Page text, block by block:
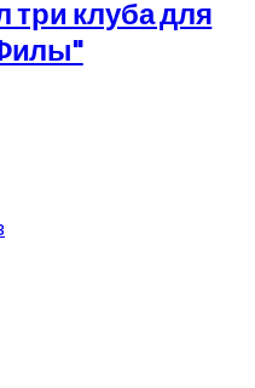
клуба для